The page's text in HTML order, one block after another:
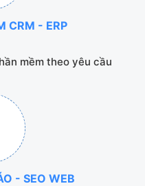
CRM - ERP
mềm theo yêu cầu
- SEO WEB